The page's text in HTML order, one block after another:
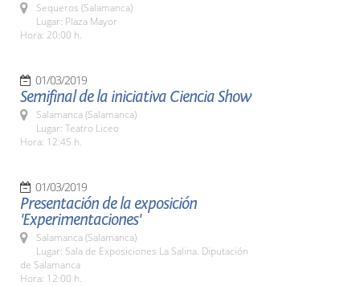
Sequeros (Salamanca)
Lugar: Plaza Mayor
Hora: 20:00 h.
01/03/2019
Semifinal de la iniciativa Ciencia Show
Salamanca (Salamanca)
Lugar: Teatro Liceo
Hora: 12:45 h.
01/03/2019
Presentación de la exposición
'Experimentaciones'
Salamanca (Salamanca)
Lugar: Sala de Exposiciones La Salina. Diputación
de Salamanca
Hora: 12:00 h.